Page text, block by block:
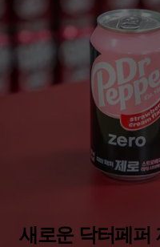
새로운 닥터페퍼